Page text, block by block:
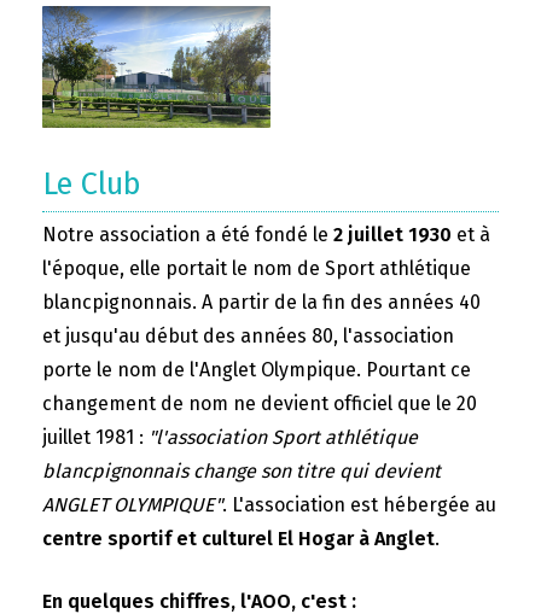
Le Club
Notre association a été fondé le 2 juillet 1930 et à
l'époque, elle portait le nom de Sport athlétique
blancpignonnais. A partir de la fin des années 40
et jusqu'au début des années 80, l'association
porte le nom de l'Anglet Olympique. Pourtant ce
changement de nom ne devient officiel que le 20
juillet 1981 : "l'association Sport athlétique
blancpignonnais change son titre qui devient
ANGLET OLYMPIQUE". L'association est hébergée au
centre sportif et culturel El Hogar à Anglet.
En quelques chiffres, l'AOO, c'est :